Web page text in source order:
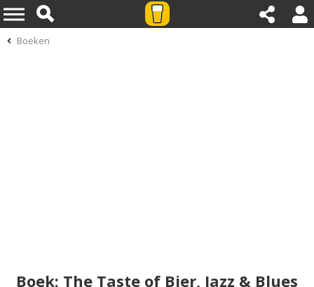
Boeken
Boek: The Taste of Bier, Jazz & Blues